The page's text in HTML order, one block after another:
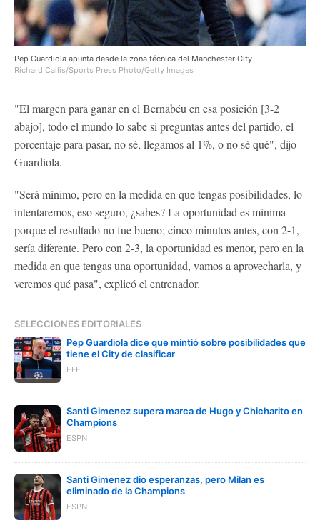
Pep Guardiola apunta desde la zona técnica del Manchester City
Richard Callis/Sports Press Photo/Getty Images
"El margen para ganar en el Bernabéu en esa posición [3-2
abajo], todo el mundo lo sabe si preguntas antes del partido, el
porcentaje para pasar, no sé, llegamos al 1%, o no sé qué", dijo
Guardiola.
"Será mínimo, pero en la medida en que tengas posibilidades, lo
intentaremos, eso seguro, ¿sabes? La oportunidad es mínima
porque el resultado no fue bueno; cinco minutos antes, con 2-1,
sería diferente. Pero con 2-3, la oportunidad es menor, pero en la
medida en que tengas una oportunidad, vamos a aprovecharla, y
veremos qué pasa", explicó el entrenador.
SELECCIONES EDITORIALES
Pep Guardiola dice que mintió sobre posibilidades que
tiene el City de clasificar
EFE
Santi Gimenez supera marca de Hugo y Chicharito en
Champions
ESPN
Santi Gimenez dio esperanzas, pero Milan es
eliminado de la Champions
ESPN